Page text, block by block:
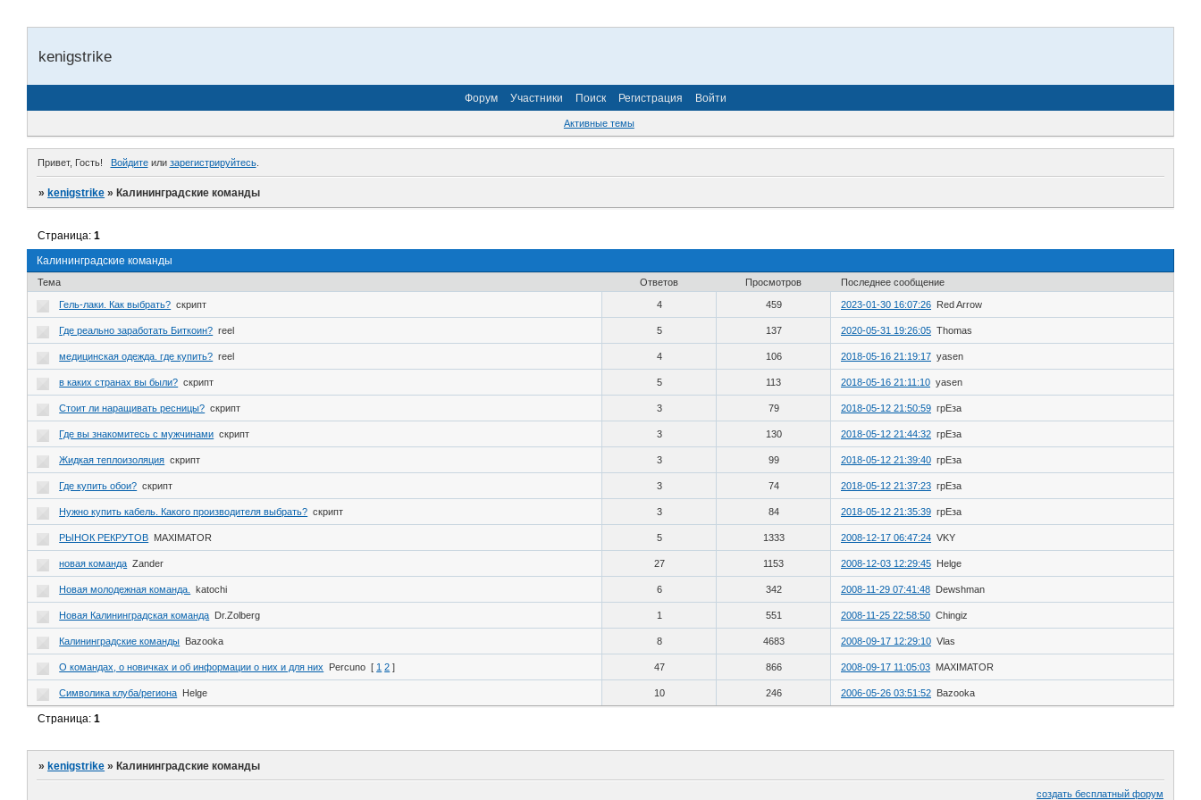
kenigstrike
Форум Участники Поиск Регистрация Войти
Активные темы
Привет, Гость! Войдитеили зарегистрируйтесь.
»kenigstrike »Калининградские команды
Калининградские команды
Страница:1
Тема Ответов Просмотров Последнее сообщение
Гель-лаки. Как выбрать? скрипт 4 459 2023-01-30 16:07:26 Red Arrow
Где реально заработать Биткоин? reel 5 137 2020-05-31 19:26:05 Thomas
медицинская одежда. где купить? reel 4 106 2018-05-16 21:19:17 yasen
в каких странах вы были? скрипт 5 113 2018-05-16 21:11:10 yasen
Стоит ли наращивать ресницы? скрипт 3 79 2018-05-12 21:50:59 грЕза
Где вы знакомитесь с мужчинами скрипт 3 130 2018-05-12 21:44:32 грЕза
Жидкая теплоизоляция скрипт 3 99 2018-05-12 21:39:40 грЕза
Где купить обои? скрипт 3 74 2018-05-12 21:37:23 грЕза
Нужно купить кабель. Какого производителя выбрать? скрипт 3 84 2018-05-12 21:35:39 грЕза
РЫНОК РЕКРУТОВ MAXIMATOR 5 1333 2008-12-17 06:47:24 VKY
новая команда Zander 27 1153 2008-12-03 12:29:45 Helge
Новая молодежная команда. katochi 6 342 2008-11-29 07:41:48 Dewshman
Новая Калининградская команда Dr.Zolberg 1 551 2008-11-25 22:58:50 Chingiz
Калининградские команды Bazooka 8 4683 2008-09-17 12:29:10 Vlas
О командах, о новичках и об информации о них и для них Percuno [ 1 2 ] 47 866 2008-09-17 11:05:03 MAXIMATOR
Символика клуба/региона Helge 10 246 2006-05-26 03:51:52 Bazooka
Страница:1
»kenigstrike »Калининградские команды
создать бесплатный форум